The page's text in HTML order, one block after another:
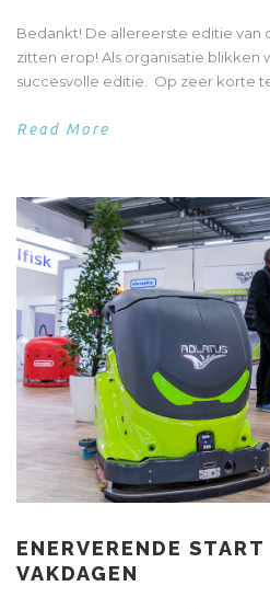
Bedankt! De allereerste editie van
zitten erop! Als organisatie blikken
succesvolle editie. Op zeer korte
Read More
ENERVERENDE
VAKDAGEN